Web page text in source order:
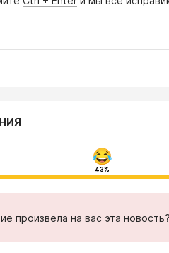
43%
произвела на вас эта